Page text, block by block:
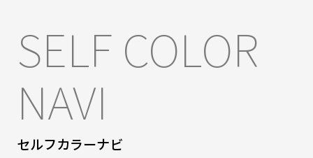
SELF COLOR
NAVI
セルフカラーナビ